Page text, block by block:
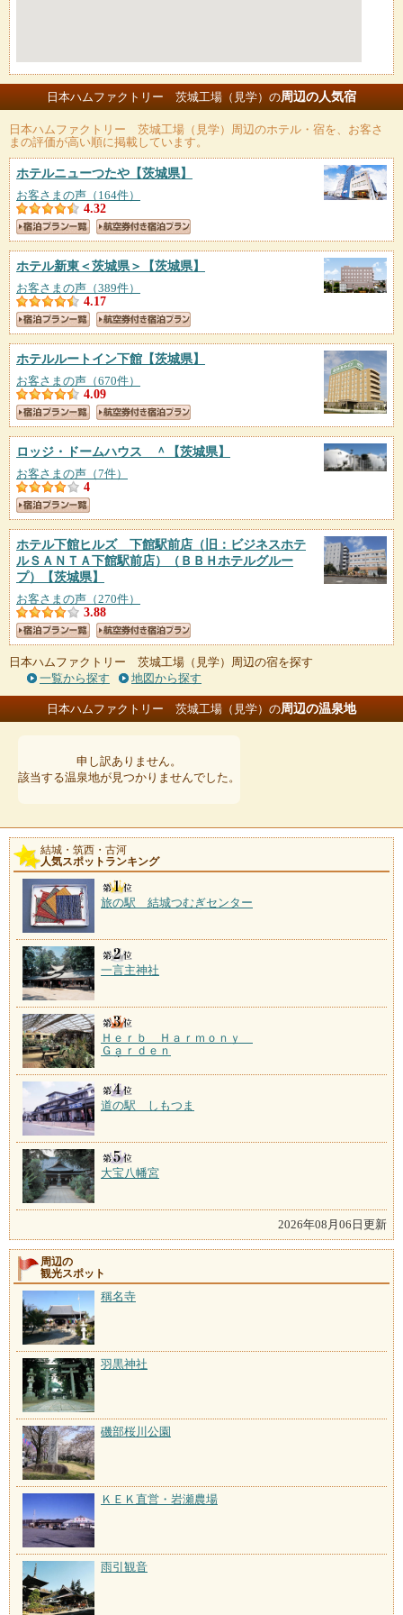
日本ハムファクトリー 茨城工場（見学）の周辺の人気宿
日本ハムファクトリー 茨城工場（見学） 周辺のホテル・宿を、お客さ
まの評価が高い順に掲載しています。
ホテルニューつたや 【茨城県】
お客さまの声（164件）
4.32
ホテル新東＜茨城県＞ 【茨城県】
お客さまの声（389件）
4.17
ホテルルートイン下館 【茨城県】
お客さまの声（670件）
4.09
ロッジ・ドームハウス ＾ 【茨城県】
お客さまの声（7件）
4
ホテル下館ヒルズ 下館駅前店（旧：ビジネスホテ
ルＳＡＮＴＡ下館駅前店）（ＢＢＨホテルグルー
プ）
【茨城県】
お客さまの声（270件）
3.88
日本ハムファクトリー 茨城工場（見学）周辺の宿を探す
一覧から探す
地図から探す
日本ハムファクトリー 茨城工場（見学）の周辺の温泉地
申し訳ありません。
該当する温泉地が見つかりませんでした。
結城・筑西・古河
人気スポットランキング
旅の駅 結城つむぎセンター
一言主神社
Ｈｅｒｂ Ｈａｒｍｏｎｙ
Ｇａｒｄｅｎ
道の駅 しもつま
大宝八幡宮
2026年08月06日更新
周辺の
観光スポット
稱名寺
羽黒神社
磯部桜川公園
ＫＥＫ直営・岩瀬農場
雨引観音